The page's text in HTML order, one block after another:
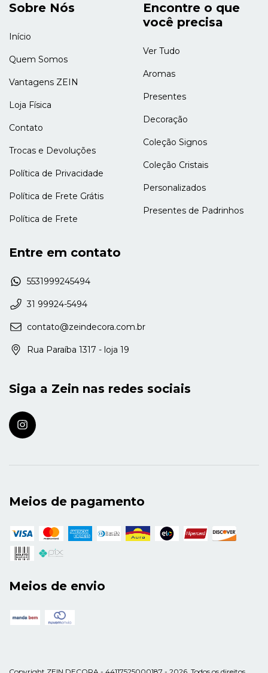
Sobre Nós
Início
Quem Somos
Vantagens ZEIN
Loja Física
Contato
Trocas e Devoluções
Política de Privacidade
Política de Frete Grátis
Política de Frete
Encontre o que
você precisa
Ver Tudo
Aromas
Presentes
Decoração
Coleção Signos
Coleção Cristais
Personalizados
Presentes de Padrinhos
Entre em contato
5531999245494
31 99924-5494
contato@zeindecora.com.br
Rua Paraíba 1317 - loja 19
Siga a Zein nas redes sociais
Meios de pagamento
Meios de envio